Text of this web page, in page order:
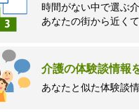
時間がない中で選ぶ
あなたの街から近く
介護の体験談情報
あなたと似た体験談